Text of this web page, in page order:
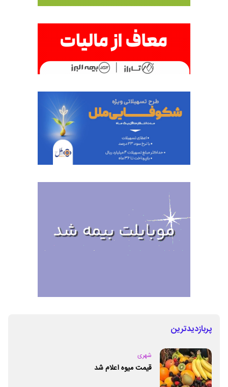
پربازدیدترین
شهری
قیمت میوه اعلام شد